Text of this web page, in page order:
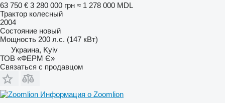
63 750 € 3 280 000 грн ≈ 1 278 000 MDL
Трактор колесный
2004
Состояние новый
Мощность 200 л.с. (147 кВт)
Украина, Kyiv
ТОВ «ФЕРМ Є»
Связаться с продавцом
Информация о Zoomlion